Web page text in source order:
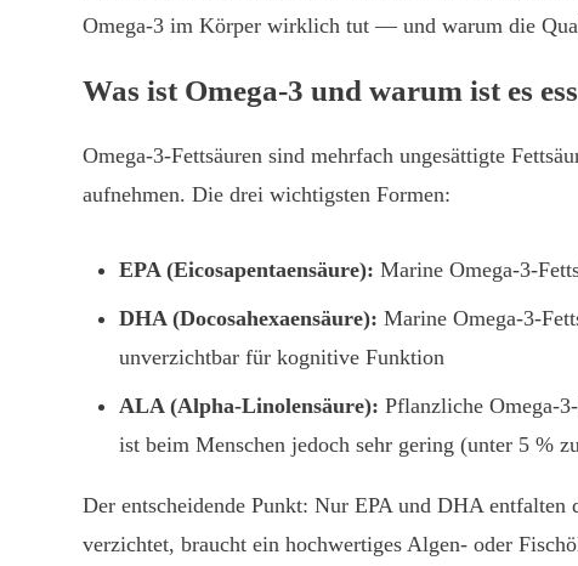
Omega-3 im Körper wirklich tut — und warum die
Was ist Omega-3 und warum ist es
Omega-3-Fettsäuren sind mehrfach ungesättigte
aufnehmen. Die drei wichtigsten Formen:
EPA (Eicosapentaensäure): Marine Omega-3-
DHA (Docosahexaensäure): Marine Omega-3-
unverzichtbar für kognitive Funktion
ALA (Alpha-Linolensäure): Pflanzliche Omega-
ist beim Menschen jedoch sehr gering (unter 5 %
Der entscheidende Punkt: Nur EPA und DHA
verzichtet, braucht ein hochwertiges Algen- oder